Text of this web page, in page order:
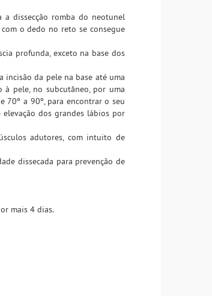
dissecção romba do neotunel
o dedo no reto se consegue
profunda, exceto na base dos
incisão da pele na base até uma
pele, no subcutâneo, por uma
70º a 90º, para encontrar o seu
dos grandes lábios por
adutores, com intuito de
dissecada para prevenção de
mais 4 dias.